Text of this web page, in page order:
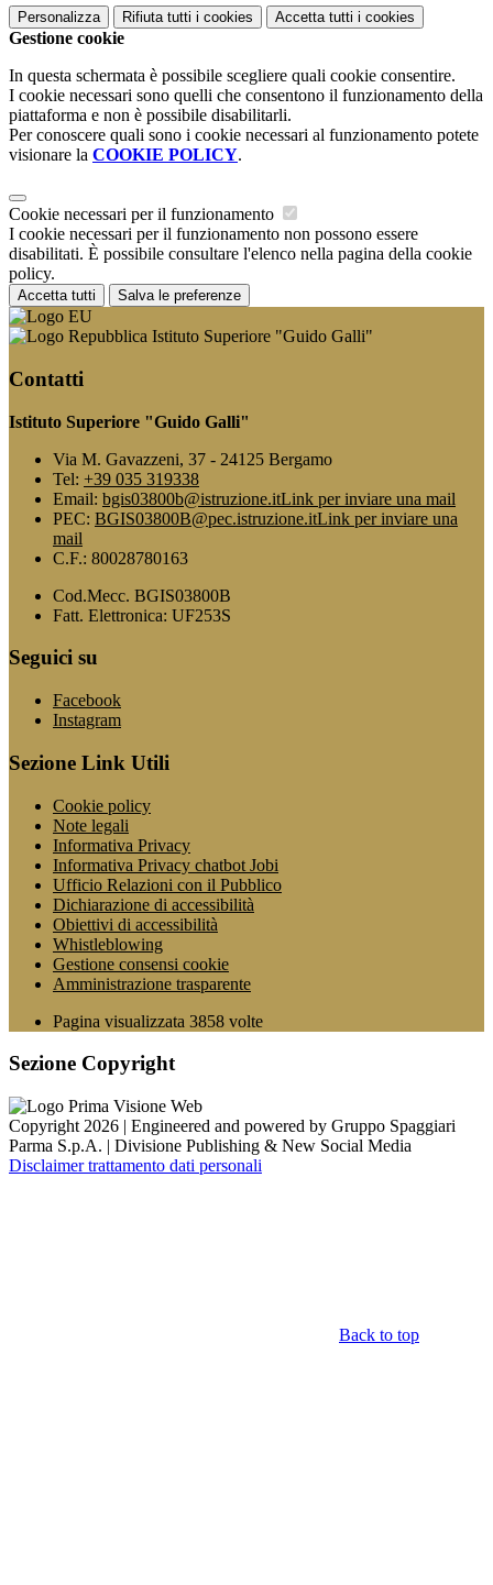
Personalizza Rifiuta tutti i cookies Accetta tutti i cookies
Gestione cookie
In questa schermata è possibile scegliere quali cookie consentire.
I cookie necessari sono quelli che consentono il funzionamento della
piattaforma e non è possibile disabilitarli.
Per conoscere quali sono i cookie necessari al funzionamento potete
visionare la COOKIE POLICY.
Cookie necessari per il funzionamento
I cookie necessari per il funzionamento non possono essere
disabilitati. È possibile consultare l'elenco nella pagina della cookie
policy.
Accetta tutti Salva le preferenze
Istituto Superiore "Guido Galli"
Contatti
Istituto Superiore "Guido Galli"
Via M. Gavazzeni, 37 - 24125 Bergamo
Tel: +39 035 319338
Email: bgis03800b@istruzione.itLink per inviare una mail
PEC: BGIS03800B@pec.istruzione.itLink per inviare una
mail
C.F.: 80028780163
Cod.Mecc. BGIS03800B
Fatt. Elettronica: UF253S
Seguici su
Facebook
Instagram
Sezione Link Utili
Cookie policy
Note legali
Informativa Privacy
Informativa Privacy chatbot Jobi
Ufficio Relazioni con il Pubblico
Dichiarazione di accessibilità
Obiettivi di accessibilità
Whistleblowing
Gestione consensi cookie
Amministrazione trasparente
Pagina visualizzata 3858 volte
Sezione Copyright
Copyright 2026 | Engineered and powered by Gruppo Spaggiari
Parma S.p.A. | Divisione Publishing & New Social Media
Disclaimer trattamento dati personali
Back to top